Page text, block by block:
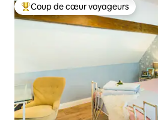
Coups de cœur voyageurs les plus
Coup de cœur voyageurs